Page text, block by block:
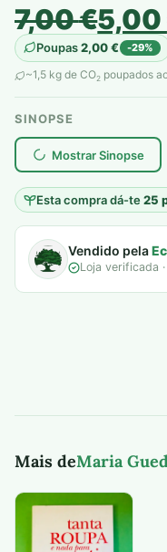
7,00€
O
preço
original
era:
7,00 €.
5,00
O
preço
atual
é:
5,00 €.
Poupas2,00€ -29%
~1,5 kg de CO2 poupados
SINOPSE
Mostrar Sinopse
Esta compra dá-te25
plantar árvores reais
Vendido pela
Loja verificada
Mais deMaria